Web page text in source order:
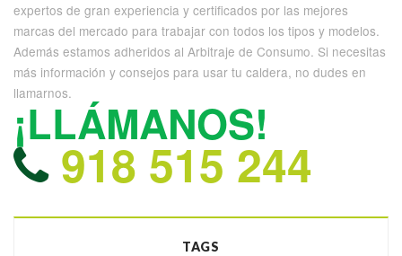
expertos de gran experiencia y certificados por las mejores
marcas del mercado para trabajar con todos los tipos y modelos.
Además estamos adheridos al Arbitraje de Consumo. Si necesitas
más información y consejos para usar tu caldera, no dudes en
llamarnos.
¡LLÁMANOS!
918 515 244
TAGS